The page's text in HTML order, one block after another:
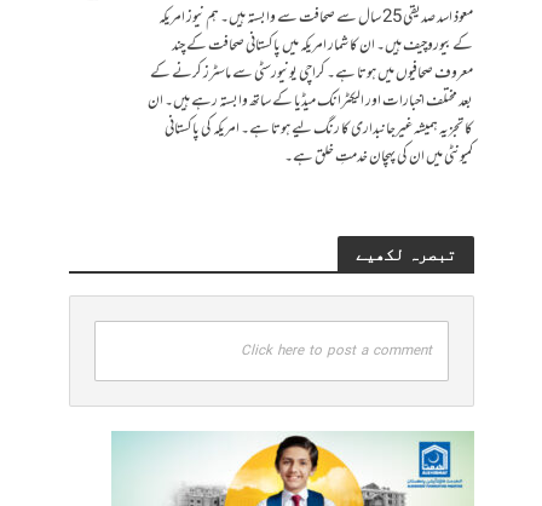
معوذ اسد صدیقی 25 سال سے صحافت سے وابستہ ہیں۔ ہم نیوز امریکہ
کے بیوروچیف ہیں۔ ان کا شمار امریکہ میں پاکستانی صحافت کے چند
معروف صحافیوں میں ہوتا ہے۔ کراچی یونیورسٹی سے ماسٹرز کرنے کے
بعد مختلف اخبارات اور الیکٹرانک میڈیا کے ساتھ وابستہ رہے ہیں۔ ان
کا تجزیہ ہمیشہ غیرجانبداری کا رنگ لیے ہوتا ہے۔ امریکہ کی پاکستانی
کمیونٹی میں ان کی پہچان خدمتِ خلق ہے۔
تبصرہ لکھیے
Click here to post a comment